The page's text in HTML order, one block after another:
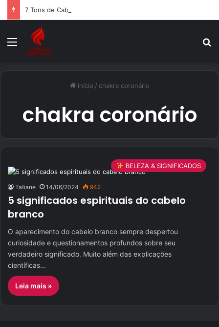
7 Tons de Cabelo Caramelo: Guia Completo 2024
Menu
Início / chakra coronário
chakra coronário
BELEZA & SIGNIFICADOS
Tatiane 14/06/2024 942
5 significados espirituais do cabelo
branco
O aparecimento do cabelo branco sempre despertou
curiosidade e questionamentos profundos sobre seu
verdadeiro significado. Muito além das explicações
científicas…
Leia mais »